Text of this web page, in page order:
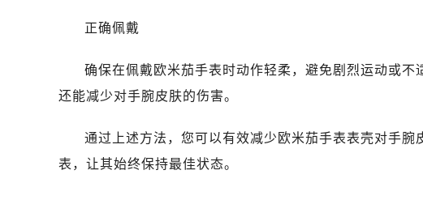
重庆市解放碑渝中区民权路28号英利国际金融
黑龙江省鹤岗市向阳区红军路欧米茄售后服务
黑龙江省黑河市爱辉区中央街欧米茄售后服务
黑龙江省佳木斯市向阳区长安路欧米茄售后服
正确佩戴
确保在佩戴欧米茄手表时动作轻柔，避免剧烈运动或不
还能减少对手腕皮肤的伤害。
通过上述方法，您可以有效减少欧米茄手表表壳对手
表，让其始终保持最佳状态。